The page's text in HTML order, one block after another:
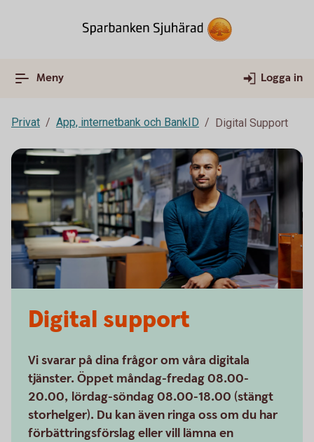
Meny Logga in
Privat App, internetbank och BankID Digital Support
Digital support
Vi svarar på dina frågor om våra digitala
tjänster. Öppet måndag-fredag 08.00-
20.00, lördag-söndag 08.00-18.00 (stängt
storhelger). Du kan även ringa oss om du har
förbättringsförslag eller vill lämna en